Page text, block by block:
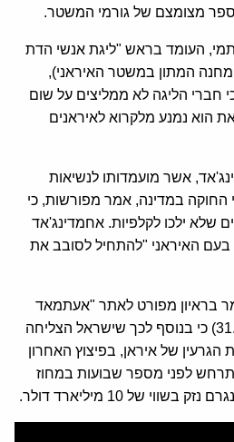
מצומצם של גורמי המשטר.
העומד בראש "ליגת אנשי הדת
מחנה המתון במשטר האיראני),
2.6) הדגיש כי חברי הליגה לא ממליצים על שום
הוא נמנע מלקרוא לאיראנים
אשר מועמדותו לנשיאות
החוקה במדינה, אמר מפורשות, כי
שלא ילכו לקלפיות. אחמדינג'אד
בעם האיראני "להתחיל לסובב את
בראיון מפורט לאתר "אעתמאד
אונליין" בטהראן (מיום א' 31.5) כי בנוסף לכך שישראל הצליחה
של איראן, בפיצוץ האחרון
לפני מספר שבועות במחוז
של 10 מיליארד דולר.